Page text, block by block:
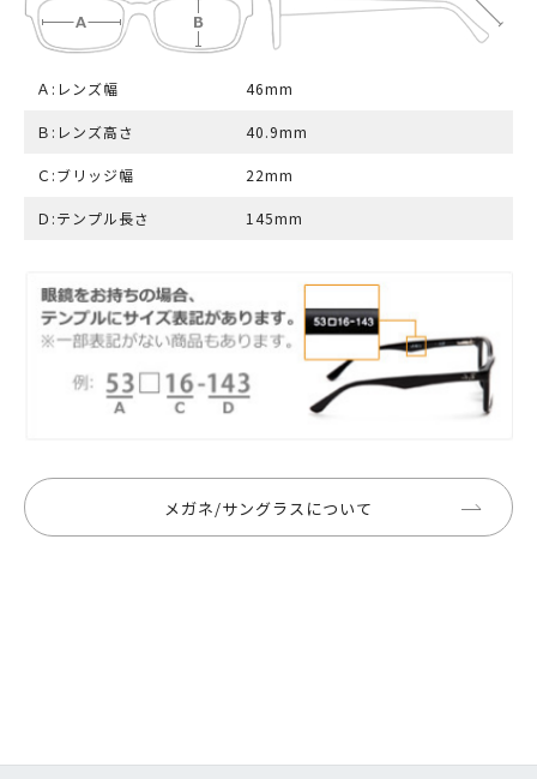
Ａ:レンズ幅 46mm
Ｂ:レンズ高さ 40.9mm
Ｃ:ブリッジ幅 22mm
Ｄ:テンプル長さ 145mm
メガネ/サングラスについて